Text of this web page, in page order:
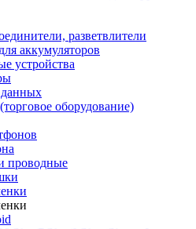
разветвлители
аккумуляторов
устройства
оборудование)
проводные